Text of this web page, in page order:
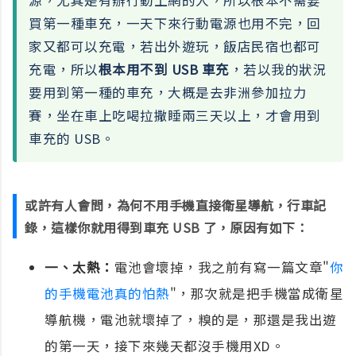
買第一種車充，一天下來行動電源也用不完，回
家又都可以充電，若出外遊玩，飯店民宿也都可
充電，所以根本用不到 USB 車充 ，若以我的狀況
要用到第一種的車充，大概是去非洲參加拉力
賽，坐在車上吃喝拉撒睡兩三天以上，才會用到
車充的 USB。
或許有人會問，為何不用手機直接衛星導航，行車記
錄，這樣你就用得到車充 USB 了，原因有如下：
一、太熱： 電池會壞掉，我之前有寫一篇文章"你
的手機電池真的怕熱"，那次就是把手機當成衛星
導航機，電池就壞掉了，糗的是，那還是我出遊
的第一天，接下來幾天都沒手機用XD。